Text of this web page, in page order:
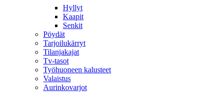
Hyllyt
Kaapit
Senkit
Pöydät
Tarjoilukärryt
Tilanjakajat
Tv-tasot
Työhuoneen kalusteet
Valaistus
Aurinkovarjot